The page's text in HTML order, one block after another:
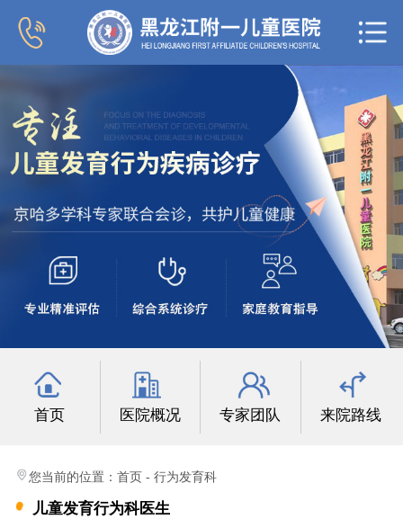
新闻中心
专家团队
科室导航
行为发育科
小儿内分泌科
联系我们
首页 医院概况 专家团队 来院路线
您当前的位置： 首页 - 行为发育科
儿童发育行为科医生